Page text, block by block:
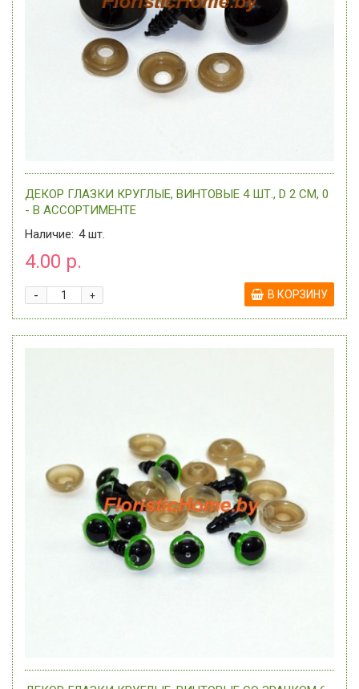
ДЕКОР ГЛАЗКИ КРУГЛЫЕ, ВИНТОВЫЕ 4 ШТ., D 2 СМ, 0
- В АССОРТИМЕНТЕ
Наличие: 4шт.
4.00 р.
+
- В КОРЗИНУ